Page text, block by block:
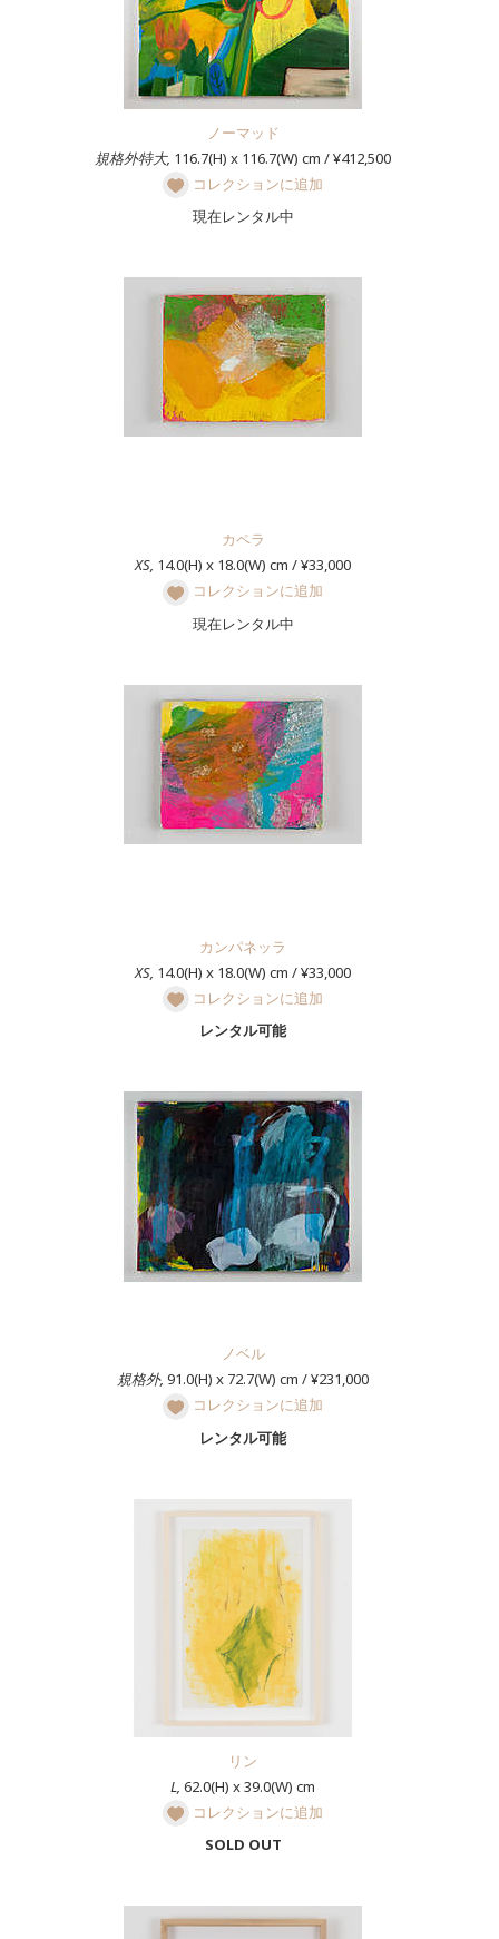
ノーマッド
規格外特大, 116.7(H) x 116.7(W) cm / ¥412,500
コレクションに追加
現在レンタル中
カペラ
XS, 14.0(H) x 18.0(W) cm / ¥33,000
コレクションに追加
現在レンタル中
カンパネッラ
XS, 14.0(H) x 18.0(W) cm / ¥33,000
コレクションに追加
レンタル可能
ノベル
規格外, 91.0(H) x 72.7(W) cm / ¥231,000
コレクションに追加
レンタル可能
リン
L, 62.0(H) x 39.0(W) cm
コレクションに追加
SOLD OUT